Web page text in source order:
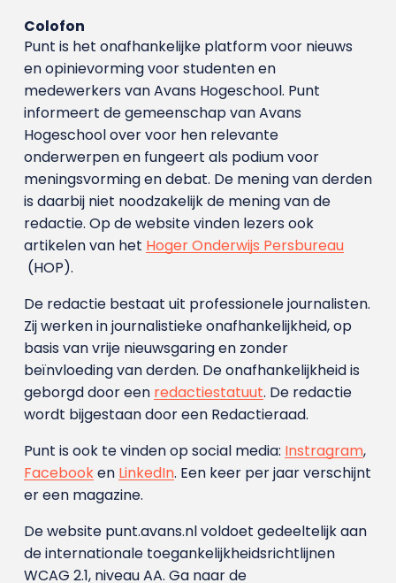
Colofon
Punt is het onafhankelijke platform voor nieuws
en opinievorming voor studenten en
medewerkers van Avans Hoge­school. Punt
informeert de gemeenschap van Avans
Hogeschool over voor hen relevante
onderwerpen en fungeert als podium voor
meningsvorming en debat. De mening van derden
is daarbij niet noodzakelijk de mening van de
redactie. Op de website vinden lezers ook
artikelen van het Hoger Onderwijs Persbureau
(HOP).
De redactie bestaat uit professionele journalisten.
Zij werken in journalistieke onafhankelijkheid, op
basis van vrije nieuwsgaring en zonder
beïnvloeding van derden. De onafhankelijkheid is
geborgd door een redactiestatuut. De redactie
wordt bijgestaan door een Redactieraad.
Punt is ook te vinden op social media: Instragram,
Facebooken LinkedIn. Een keer per jaar verschijnt
er een magazine.
De website punt.avans.nl voldoet gedeeltelijk aan
de internationale toegankelijkheidsrichtlijnen
WCAG 2.1, niveau AA. Ga naar de